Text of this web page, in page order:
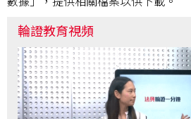
輪證教育視頻